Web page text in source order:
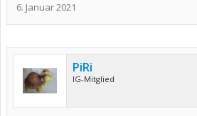
6. Januar 2021
PiRi
IG-Mitglied